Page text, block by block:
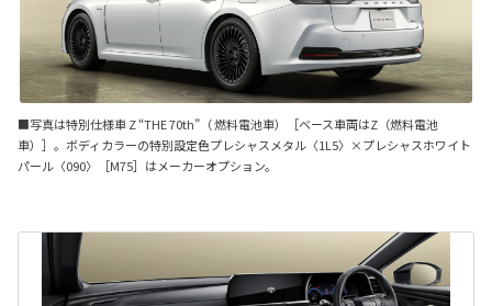
■写真は特別仕様車 Z “THE 70th”（ 燃料電池車）［ベース車両はZ（燃料電池
車）］。ボディカラーの特別設定色プレシャスメタル〈1L5〉×プレシャスホワイト
パール〈090〉［M75］はメーカーオプション。